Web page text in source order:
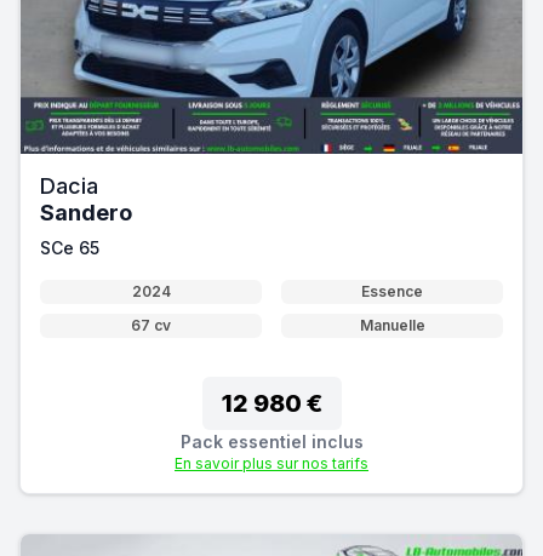
Dacia
Sandero
SCe 65
2024
Essence
67 cv
Manuelle
12 980 €
Pack essentiel inclus
En savoir plus sur nos tarifs